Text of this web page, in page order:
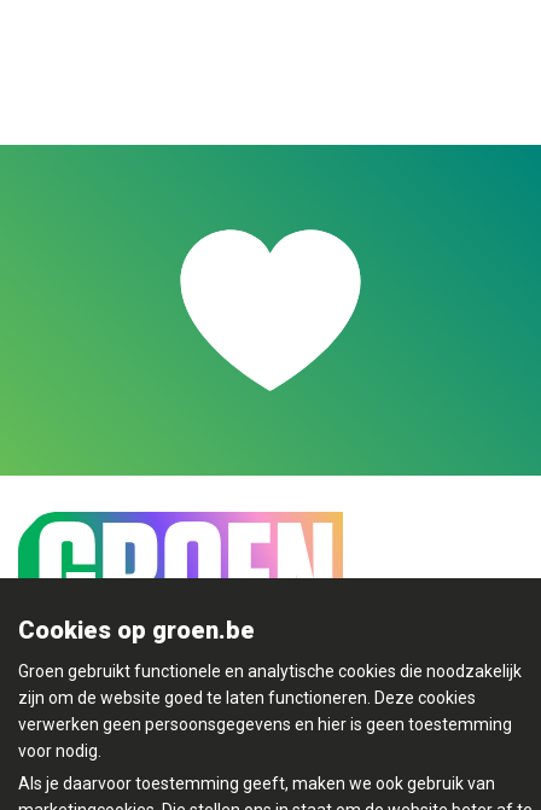
Cookies op groen.be
Groen gebruikt functionele en analytische cookies die noodzakelijk
zijn om de website goed te laten functioneren. Deze cookies
verwerken geen persoonsgegevens en hier is geen toestemming
voor nodig.
Als je daarvoor toestemming geeft, maken we ook gebruik van
Mijn Groen